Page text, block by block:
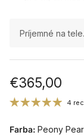
Príjemné na
Bežná cena
€365,00
4
Farba: Peony